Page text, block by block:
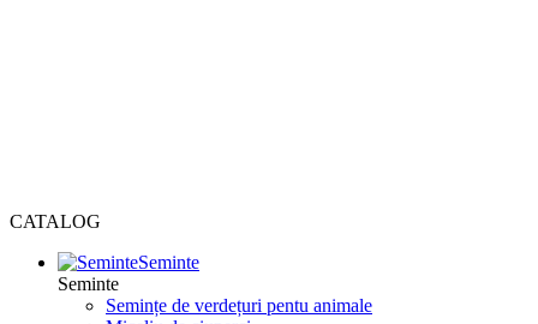
CATALOG
Seminte
Seminte
Semințe de verdețuri pentu animale